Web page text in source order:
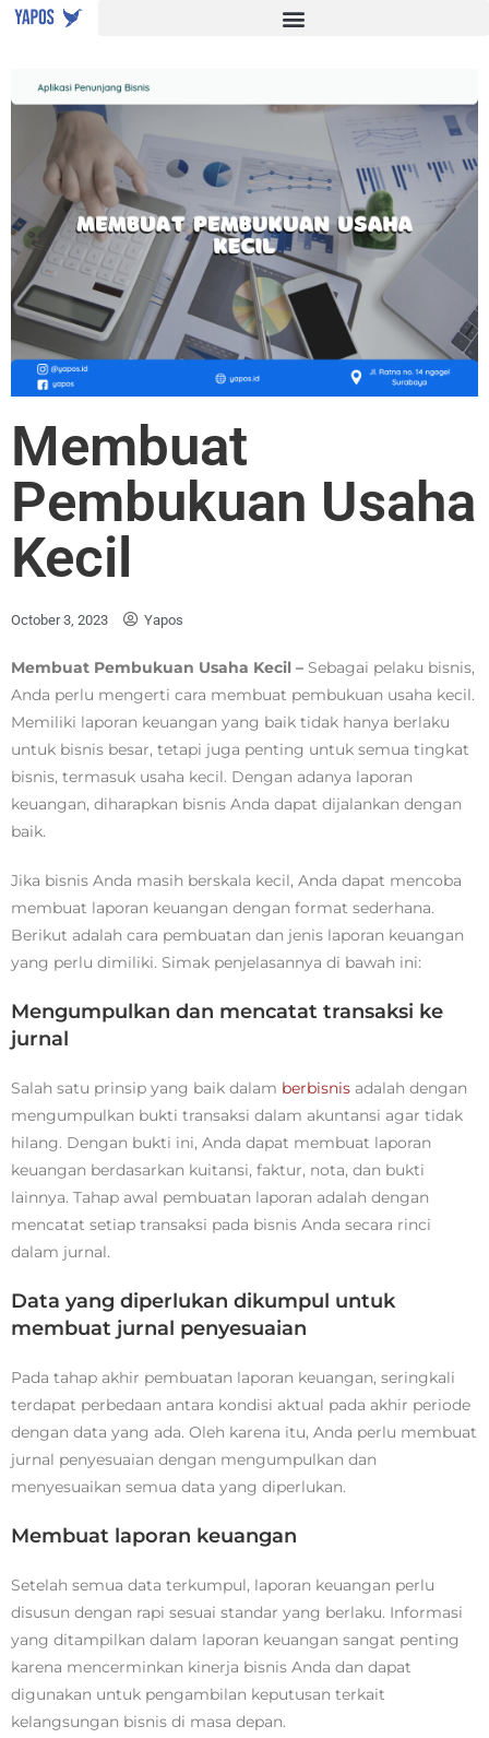
Membuat
Pembukuan Usaha
Kecil
October 3, 2023 Yapos
Membuat Pembukuan Usaha Kecil – Sebagai pelaku bisnis,
Anda perlu mengerti cara membuat pembukuan usaha kecil.
Memiliki laporan keuangan yang baik tidak hanya berlaku
untuk bisnis besar, tetapi juga penting untuk semua tingkat
bisnis, termasuk usaha kecil. Dengan adanya laporan
keuangan, diharapkan bisnis Anda dapat dijalankan dengan
baik.
Jika bisnis Anda masih berskala kecil, Anda dapat mencoba
membuat laporan keuangan dengan format sederhana.
Berikut adalah cara pembuatan dan jenis laporan keuangan
yang perlu dimiliki. Simak penjelasannya di bawah ini:
Mengumpulkan dan mencatat transaksi ke
jurnal
Salah satu prinsip yang baik dalam berbisnis adalah dengan
mengumpulkan bukti transaksi dalam akuntansi agar tidak
hilang. Dengan bukti ini, Anda dapat membuat laporan
keuangan berdasarkan kuitansi, faktur, nota, dan bukti
lainnya. Tahap awal pembuatan laporan adalah dengan
mencatat setiap transaksi pada bisnis Anda secara rinci
dalam jurnal.
Data yang diperlukan dikumpul untuk
membuat jurnal penyesuaian
Pada tahap akhir pembuatan laporan keuangan, seringkali
terdapat perbedaan antara kondisi aktual pada akhir periode
dengan data yang ada. Oleh karena itu, Anda perlu membuat
jurnal penyesuaian dengan mengumpulkan dan
menyesuaikan semua data yang diperlukan.
Membuat laporan keuangan
Setelah semua data terkumpul, laporan keuangan perlu
disusun dengan rapi sesuai standar yang berlaku. Informasi
yang ditampilkan dalam laporan keuangan sangat penting
karena mencerminkan kinerja bisnis Anda dan dapat
digunakan untuk pengambilan keputusan terkait
kelangsungan bisnis di masa depan.